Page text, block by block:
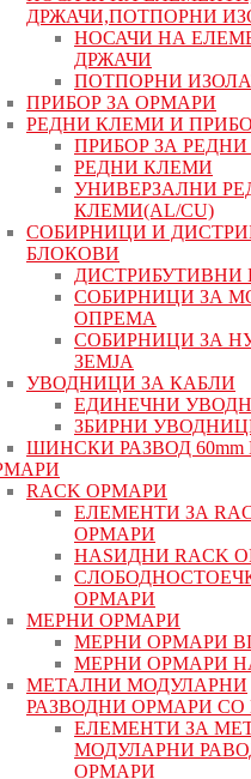
ДРЖАЧИ,ПОТПОРНИ
НОСАЧИ НА
ДРЖАЧИ
ПОТПОРНИ
ПРИБОР ЗА ОРМАРИ
РЕДНИ КЛЕМИ И
ПРИБОР ЗА
РЕДНИ КЛЕМИ
УНИВЕРЗАЛНИ
КЛЕМИ(AL/CU)
СОБИРНИЦИ И
БЛОКОВИ
ДИСТРИБУТИВНИ
СОБИРНИЦИ ЗА
ОПРЕМА
СОБИРНИЦИ ЗА
ЗЕМЈА
УВОДНИЦИ ЗА КАБЛИ
ЕДИНЕЧНИ
ЗБИРНИ
ШИНСКИ РАЗВОД 60mm
RACK ОРМАРИ
ЕЛЕМЕНТИ ЗА
ОРМАРИ
НАЅИДНИ RACK
ОРМАРИ
МЕРНИ ОРМАРИ
МЕРНИ ОРМАРИ
МЕРНИ ОРМАРИ
МЕТАЛНИ МОДУЛАРНИ
РАЗВОДНИ ОРМАРИ
ЕЛЕМЕНТИ ЗА
МОДУЛАРНИ
ОРМАРИ